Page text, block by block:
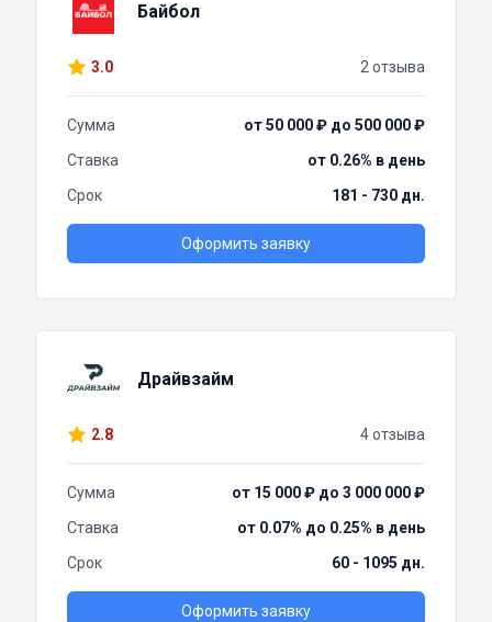
Байбол
3.0 2 отзыва
Сумма
от 50 000 ₽ до 500 000 ₽
Ставка
от 0.26% в день
Срок
181 - 730 дн.
Оформить заявку
Драйвзайм
2.8 4 отзыва
Сумма
от 15 000 ₽ до 3 000 000 ₽
Ставка
от 0.07% до 0.25% в день
Срок
60 - 1095 дн.
Оформить заявку